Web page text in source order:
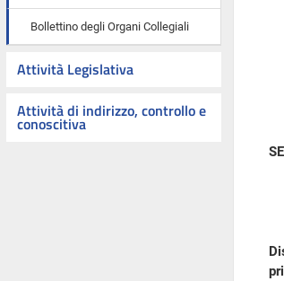
Bollettino degli Organi Collegiali
Attività Legislativa
Attività di indirizzo, controllo e
conoscitiva